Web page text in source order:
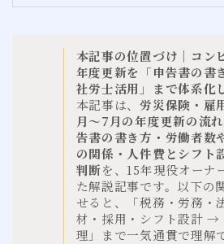
本記事の位置づけ｜コン
年度更新を「申告書の書
社労士活用」まで体系化
本記事は、労災保険・雇
月〜7月の年度更新の流
告書の書き方・労働者数
の関係・人件費とシフト
判断を、15年現役オーナ
た解説記事です。以下の
せると、「税務・労務・
材・採用・シフト設計 →
理」まで一気通貫で理解